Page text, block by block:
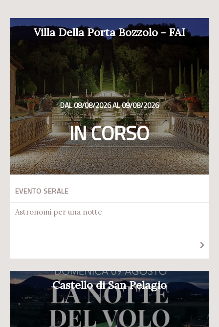
Villa Della Porta Bozzolo - FAI
DAL 08/08/2026 AL 09/08/2026
IN CORSO
EVENTO SERALE
Astronomi per una notte
Castello di San Pelagio